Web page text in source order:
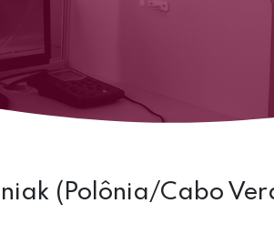
(Polônia/Cabo